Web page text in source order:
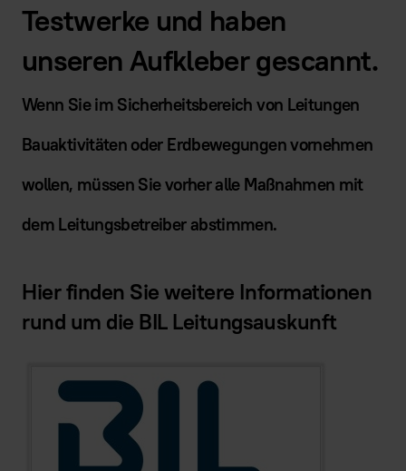
Testwerke und haben
unseren Aufkleber gescannt.
Wenn Sie im Sicherheitsbereich von Leitungen
Bauaktivitäten oder Erdbewegungen vornehmen
wollen, müssen Sie vorher alle Maßnahmen mit
dem Leitungsbetreiber abstimmen.
Hier finden Sie weitere Informationen
rund um die BIL Leitungsauskunft